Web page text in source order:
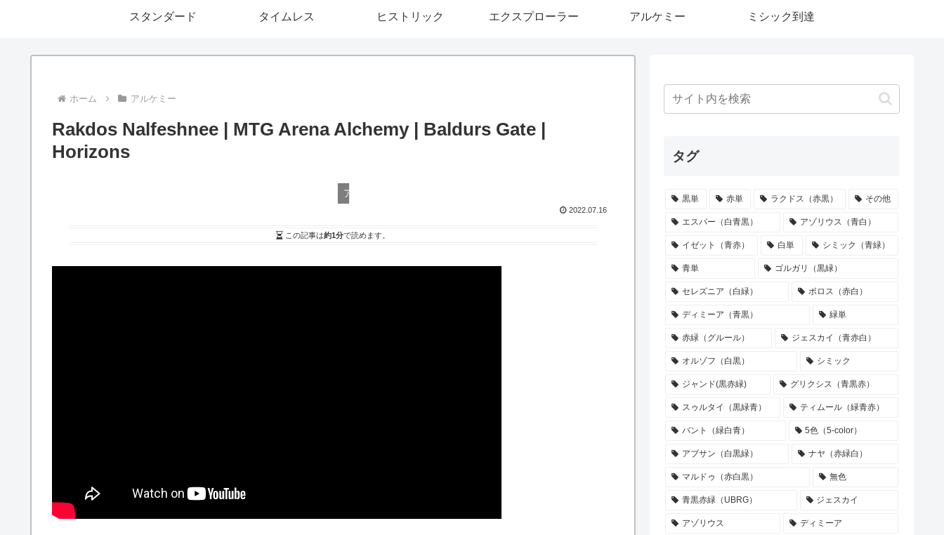
スタンダード タイムレス ヒストリック エクスプローラー アルケミー ミシック到達
ホーム アルケミー
Rakdos Nalfeshnee | MTG Arena Alchemy | Baldurs Gate |
Horizons
アルケミー
2022.07.16
この記事は約1分で読めます。
タグ
黒単 赤単 ラクドス（赤黒） その他
エスパー（白青黒） アゾリウス（青白）
イゼット（青赤） 白単 シミック（青緑）
青単 ゴルガリ（黒緑）
セレズニア（白緑） ボロス（赤白）
ディミーア（青黒） 緑単
赤緑（グルール） ジェスカイ（青赤白）
オルゾフ（白黒） シミック
ジャンド(黒赤緑) グリクシス（青黒赤）
スゥルタイ（黒緑青） ティムール（緑青赤）
バント（緑白青） 5色（5-color）
アブサン（白黒緑） ナヤ（赤緑白）
マルドゥ（赤白黒） 無色
青黒赤緑（UBRG） ジェスカイ
アゾリウス ディミーア